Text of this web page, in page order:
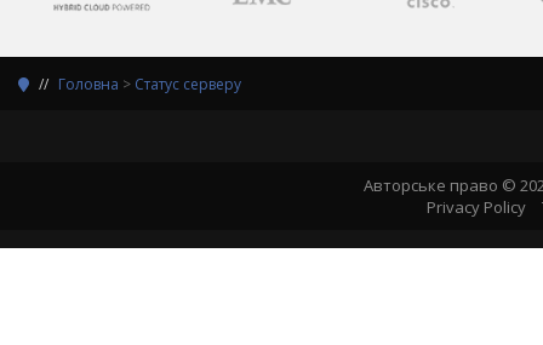
Головна > Статус серверу
Авторське право ©
Privacy Policy